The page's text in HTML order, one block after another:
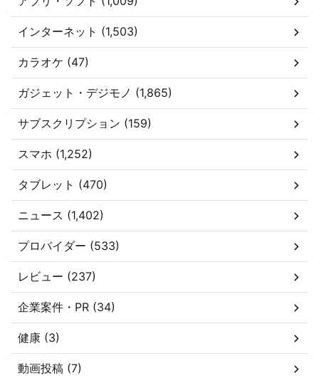
インターネット (1,503)
カラオケ (47)
ガジェット・デジモノ (1,865)
サブスクリプション (159)
スマホ (1,252)
タブレット (470)
ニュース (1,402)
プロバイダー (533)
レビュー (237)
企業案件・PR (34)
健康 (3)
動画投稿 (7)